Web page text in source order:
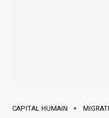
CAPITAL HUMAIN